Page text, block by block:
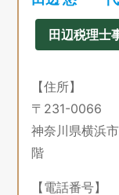
田辺税理士
【住所】
〒231-0066
神奈川県横浜
階
【電話番号】